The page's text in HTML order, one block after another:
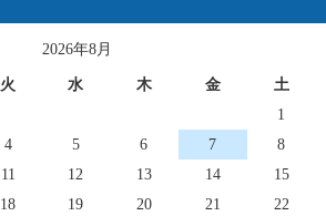
2026年8月
火 水 木 金
土
1
4 5 6 7
8
11 12 13 14
15
18 19 20 21 22